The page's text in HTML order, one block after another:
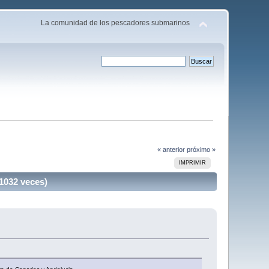
La comunidad de los pescadores submarinos
« anterior próximo »
IMPRIMIR
veces)